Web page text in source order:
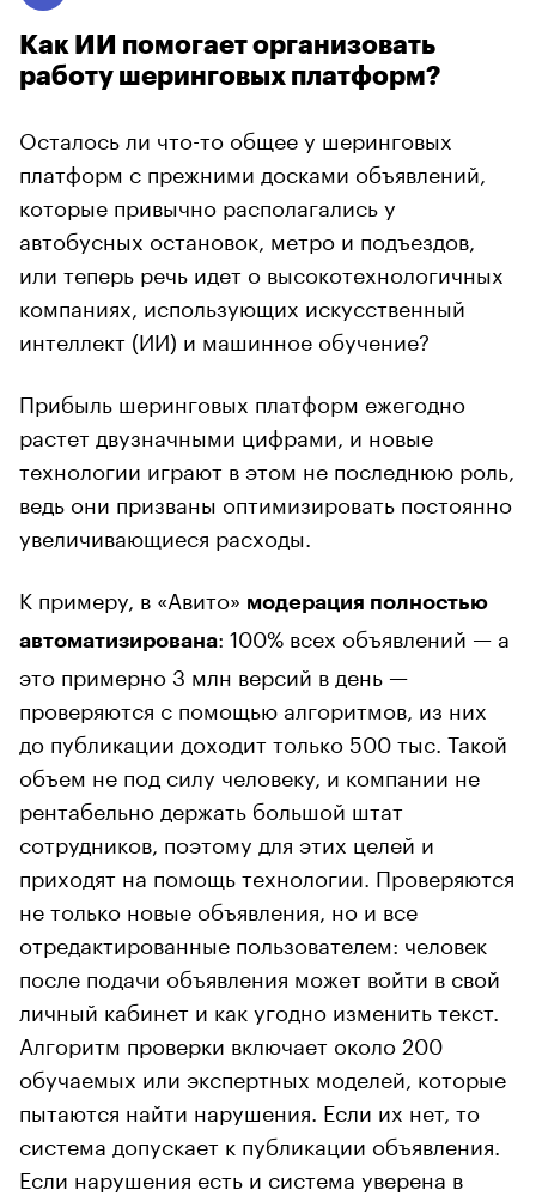
Как ИИ помогает организовать
работу шеринговых платформ?
Осталось ли что-то общее у шеринговых
платформ с прежними досками объявлений,
которые привычно располагались у
автобусных остановок, метро и подъездов,
или теперь речь идет о высокотехнологичных
компаниях, использующих искусственный
интеллект (ИИ) и машинное обучение?
Прибыль шеринговых платформ ежегодно
растет двузначными цифрами, и новые
технологии играют в этом не последнюю роль,
ведь они призваны оптимизировать постоянно
увеличивающиеся расходы.
К примеру, в «Авито» модерация полностью
автоматизирована: 100% всех объявлений — а
это примерно 3 млн версий в день —
проверяются с помощью алгоритмов, из них
до публикации доходит только 500 тыс. Такой
объем не под силу человеку, и компании не
рентабельно держать большой штат
сотрудников, поэтому для этих целей и
приходят на помощь технологии. Проверяются
не только новые объявления, но и все
отредактированные пользователем: человек
после подачи объявления может войти в свой
личный кабинет и как угодно изменить текст.
Алгоритм проверки включает около 200
обучаемых или экспертных моделей, которые
пытаются найти нарушения. Если их нет, то
система допускает к публикации объявления.
Если нарушения есть и система уверена в